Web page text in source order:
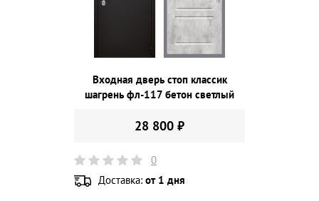
Входная дверь стоп классик
шагрень фл-117 бетон светлый
28 800 ₽
0
Доставка: от 1 дня